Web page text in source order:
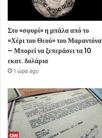
Στο «σφυρί» η μπάλα από το
«Χέρι του Θεού» του Μαραντόνα
– Μπορεί να ξεπεράσει τα 10
εκατ. δολάρια
1 ώρα ago